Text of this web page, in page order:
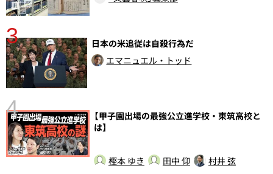
3
日本の米追従は自殺行為だ
エマニュエル・トッド
4
【甲子園出場の最強公立進学校・東筑高校と
は】
樫本 ゆき 田中 仰 村井 弦